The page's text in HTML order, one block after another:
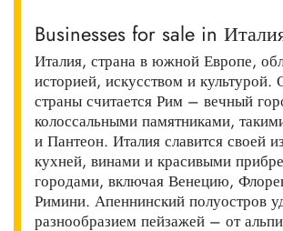
Businesses for sale in
Италия, страна в южной Европе,
историей, искусством и культурой.
страны считается Рим – вечный
колоссальными памятниками,
и Пантеон. Италия славится своей
кухней, винами и красивыми
городами, включая Венецию,
Римини. Апеннинский полуостров
разнообразием пейзажей – от